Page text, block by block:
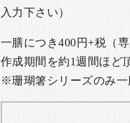
入力下さい）
一膳につき400円+税（
作成期間を約1週間ほど
※珊瑚箸シリーズのみ一